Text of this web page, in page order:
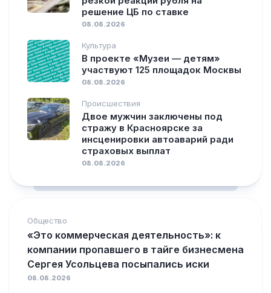
решение ЦБ по ставке
08.08.2026
Культура
В проекте «Музеи — детям»
участвуют 125 площадок Москвы
08.08.2026
Происшествия
Двое мужчин заключены под
стражу в Красноярске за
инсценировки автоаварий ради
страховых выплат
08.08.2026
Общество
«Это коммерческая деятельность»: к
компании пропавшего в тайге бизнесмена
Сергея Усольцева посыпались иски
08.08.2026